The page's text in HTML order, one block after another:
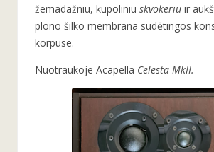
žemadažniu, kupoliniu skvokeriu ir
plono šilko membrana sudėtingos
korpuse.
Nuotraukoje Acapella Celesta MkII.